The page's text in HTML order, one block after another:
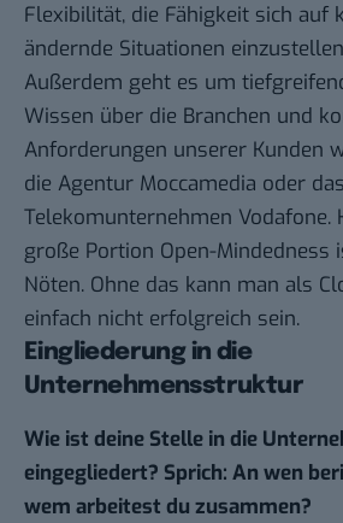
Flexibilität, die Fähigkeit sich auf
ändernde Situationen
Außerdem geht es um
Wissen über die Branchen und
Anforderungen unserer Kunden
die Agentur Moccamedia oder das
Telekomunternehmen Vodafone.
große Portion Open-Mindedness
Nöten. Ohne das kann man als
einfach nicht erfolgreich sein.
Eingliederung in die
Unternehmensstruktur
Wie ist deine Stelle in die
eingegliedert? Sprich: An wen
wem arbeitest du zusammen?